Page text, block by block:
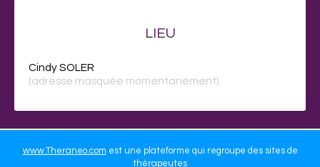
www.Theraneo.com est une plateforme qui regroupe des sites de
thérapeutes
LIEU
Cindy SOLER
(adresse masquée momentanément)